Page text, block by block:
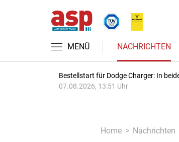
MENÜ NACHRICHTEN
Bestellstart für Dodge Charger: In
07.08.2026, 13:51 Uhr
Home Nachrichten